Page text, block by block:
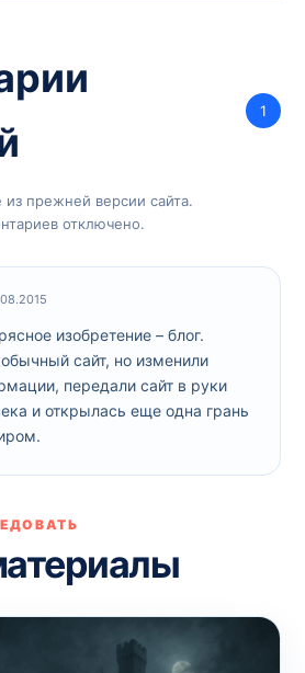
1
прежней версии сайта.
отключено.
изобретение – блог.
сайт, но изменили
передали сайт в руки
и открылась еще одна грань